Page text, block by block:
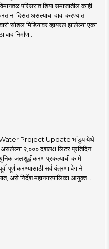
with culture,
Maharashtra will
परिसरात शिया समाजातील काही
दिसत असल्याचा दावा करण्यात
सोशल मिडियावर व्हायरल झालेल्या एका
निर्माण ..
Project Update भांडुप येथे
२,००० दशलक्ष लिटर प्रतिदिन
जलशुद्धीकरण प्रकल्पाची कामे
पूर्ण करण्यासाठी सर्व यंत्रणा वेगाने
असे निर्देश महानगरपालिका आयुक्त ..